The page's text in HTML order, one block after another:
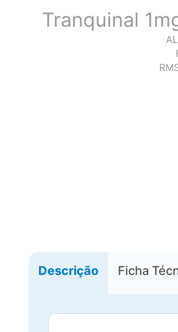
Tranquinal
Descrição Ficha